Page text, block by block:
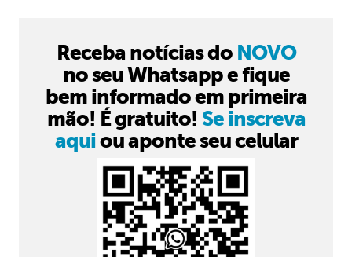
Receba notícias do NOVO
no seu Whatsapp e fique
bem informado em primeira
mão! É gratuito! Se inscreva
aquiou aponte seu celular